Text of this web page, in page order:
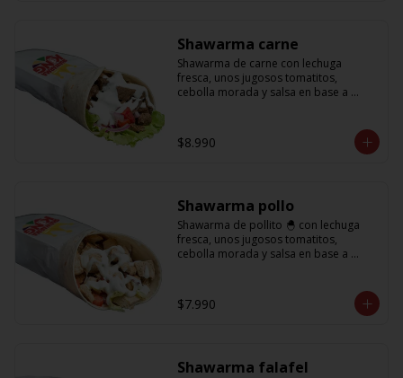
Shawarma carne
Shawarma de carne con lechuga
fresca, unos jugosos tomatitos,
cebolla morada y salsa en base a
$8.990
Shawarma pollo
Shawarma de pollito 🐣 con lechuga
fresca, unos jugosos tomatitos,
cebolla morada y salsa en base a
$7.990
Shawarma falafel